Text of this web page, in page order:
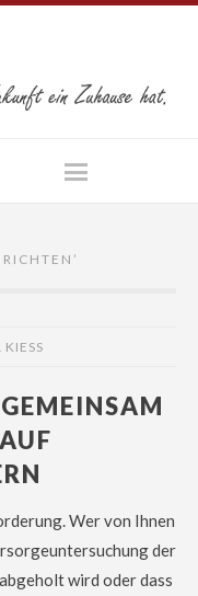
’
Wer von Ihnen
der
wird oder dass